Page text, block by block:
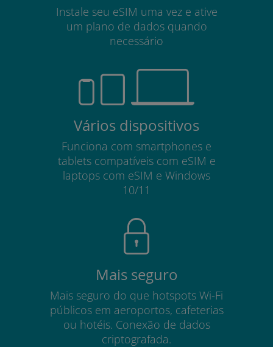
Instale seu eSIM uma vez e ative
um plano de dados quando
necessário
Vários dispositivos
Funciona com smartphones e
tablets compatíveis com eSIM e
laptops com eSIM e Windows
10/11
Mais seguro
Mais seguro do que hotspots Wi-Fi
públicos em aeroportos, cafeterias
ou hotéis. Conexão de dados
criptografada.